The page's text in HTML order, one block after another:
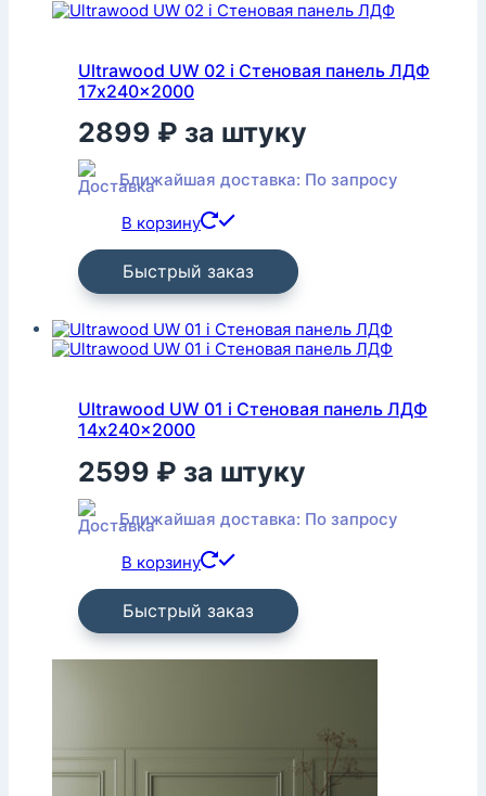
Ultrawood UW 02 i Стеновая панель ЛДФ
17x240x2000
2899 ₽ за штуку
Ближайшая доставка: По запросу
В корзину
Быстрый заказ
Ultrawood UW 01 i Стеновая панель ЛДФ
14x240x2000
2599 ₽ за штуку
Ближайшая доставка: По запросу
В корзину
Быстрый заказ